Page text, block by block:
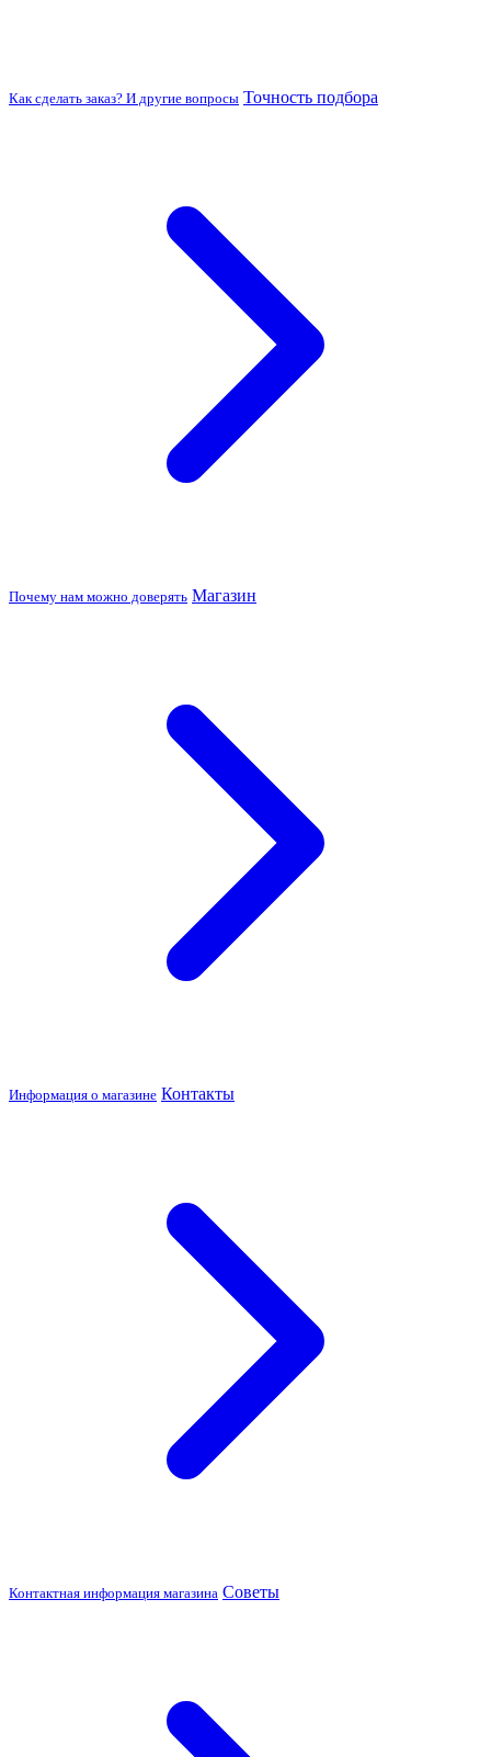
Как сделать заказ? И другие вопросы Точность подбора
Почему нам можно доверять Магазин
Информация о магазине Контакты
Контактная информация магазина Советы